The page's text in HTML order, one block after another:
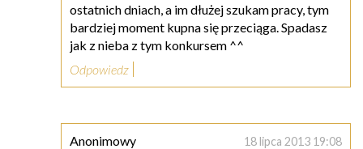
ostatnich dniach, a im dłużej szukam pracy, tym
bardziej moment kupna się przeciąga. Spadasz
jak z nieba z tym konkursem ^^
Odpowiedz
Anonimowy 18 lipca 2013 19:08